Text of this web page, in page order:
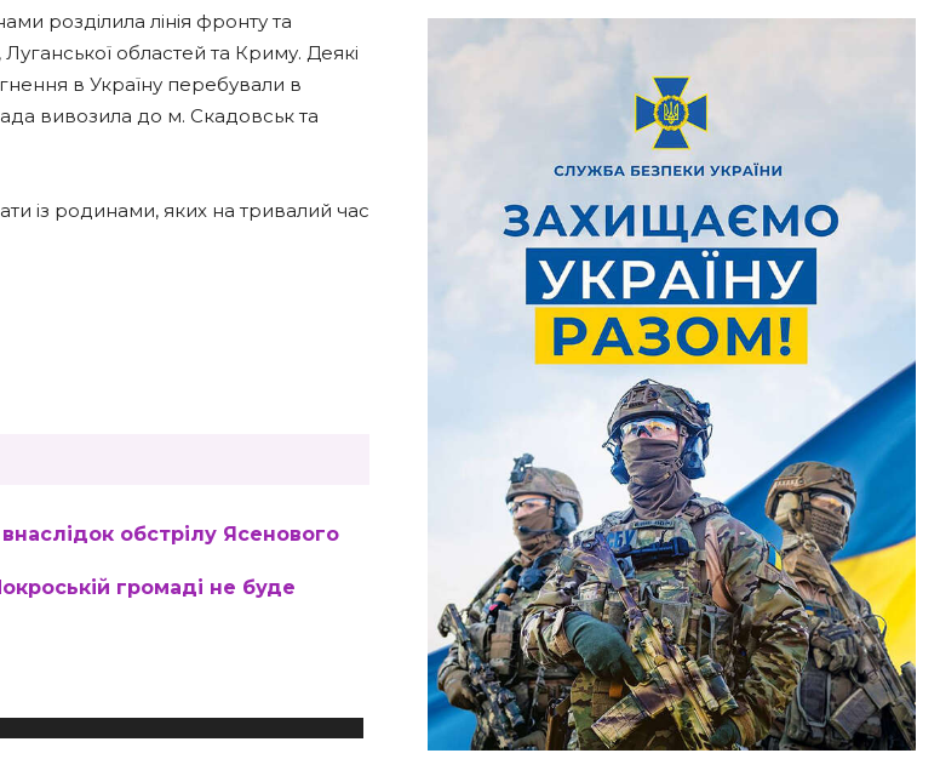
розділила лінія фронту та
Луганської областей та Криму. Деякі
в Україну перебували в
вивозила до м. Скадовськ та
із родинами, яких на тривалий час
обстрілу Ясенового
громаді не буде